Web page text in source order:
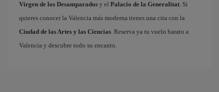
Virgen de los Desamparados y el Palacio de la Generalitat. Si
quieres conocer la Valencia más moderna tienes una cita con la
Ciudad de las Artes y las Ciencias. Reserva ya tu vuelo barato a
Valencia y descubre todo su encanto.